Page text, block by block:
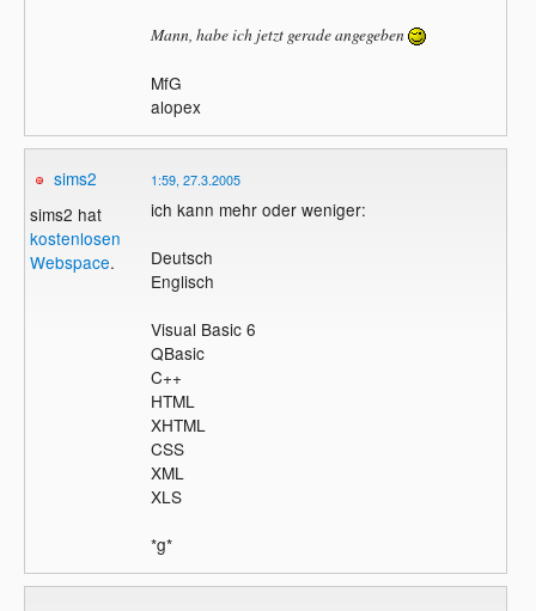
Mann, habe ich jetzt gerade angegeben
MfG
alopex
sims2
sims2 hat
kostenlosen
Webspace.
1:59, 27.3.2005
ich kann mehr oder weniger:
Deutsch
Englisch
Visual Basic 6
QBasic
C++
HTML
XHTML
CSS
XML
XLS
*g*